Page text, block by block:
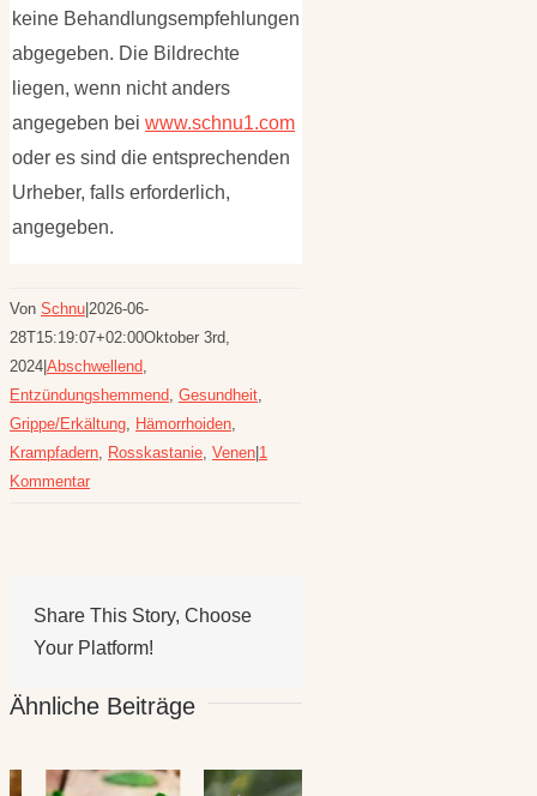
keine Behandlungsempfehlungen
abgegeben. Die Bildrechte
liegen, wenn nicht anders
angegeben bei www.schnu1.com
oder es sind die entsprechenden
Urheber, falls erforderlich,
angegeben.
Von Schnu|2026-06-
28T15:19:07+02:00Oktober 3rd,
2024|Abschwellend
Entzündungshemmend Gesundheit
Grippe/Erkältung Hämorrhoiden
Krampfadern Rosskastanie Venen|1
Kommentar
Share This Story, Choose
Your Platform!
Ähnliche Beiträge